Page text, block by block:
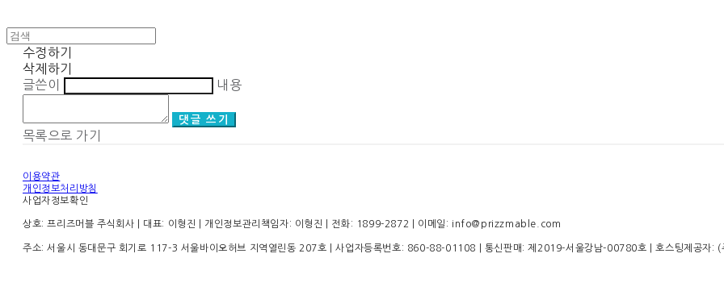
수정하기
삭제하기
글쓴이
내용
댓글 쓰기
목록으로 가기
이용약관
개인정보처리방침
사업자정보확인
상호: 프리즈머블 주식회사 | 대표: 이형진 | 개인정보관리책임자: 이형진 | 전화: 1899-2872 | 이메일: info@prizzmable.com
주소: 서울시 동대문구 회기로 117-3 서울바이오허브 지역열린동 207호 | 사업자등록번호: 860-88-01108 | 통신판매:제2019-서울강남-00780호 | 호스팅제공자: (